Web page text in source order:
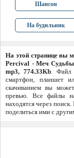
Шансон
На будильник
На этой странице вы
Percival - Меч
mp3, 774.33Kb. Файл
смартфон, планшет
скачиванием вы
превью. Все файлы
находятся через
поделиться ими с